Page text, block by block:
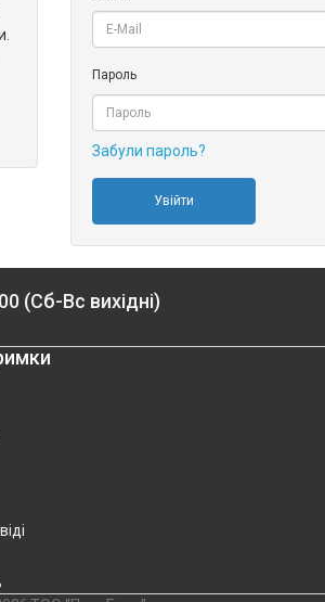
Пароль
Забули пароль?
(Сб-Вс вихідні)